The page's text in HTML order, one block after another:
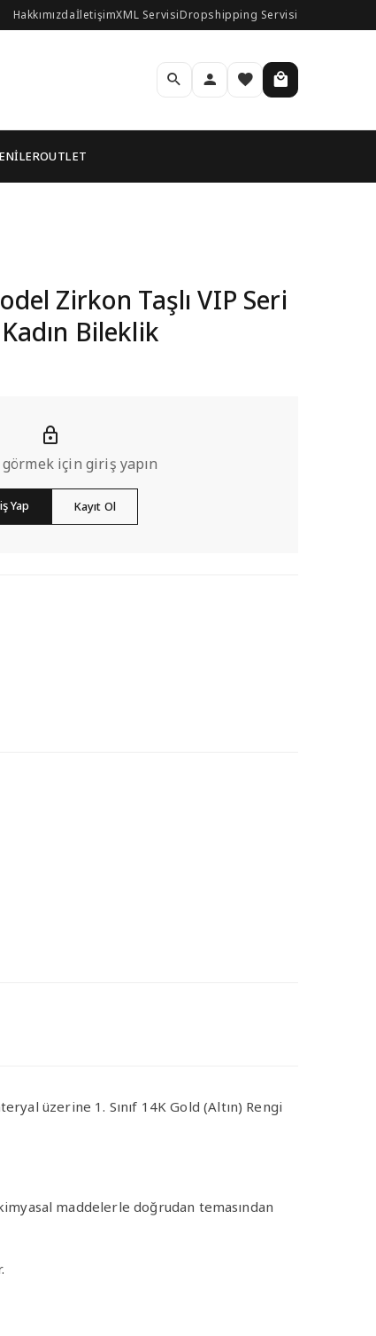
HakkımızdaİletişimXML ServisiDropshipping Servisi
OUTLET
Pirinç Kadın
Zirkon Taşlı VIP Seri
Bileklik
için giriş yapın
Yap Kayıt Ol
üzerine 1. Sınıf 14K Gold (Altın) Rengi
maddelerle doğrudan temasından